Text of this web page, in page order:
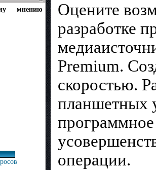
мнению
Оцените
разработке
Premium.
скоростью.
планшетных
операции.